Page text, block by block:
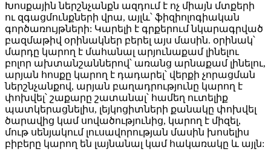
Խոսքային ներշնչանքն ազդում է ոչ միայն մտքերի
ու զգացմունքների վրա, այլև՝ ֆիզիոլոգիական
գործառույթների: Կարելի է գրքերում նկարագրված
բազմաթիվ օրինակներ բերել այս մասին. օրինակ՝
մարդը կարող է մահանալ արյունաքամ լինելու
բոլոր ախտանշաններով՝ առանց արնաքամ լինելու,
արյան հոսքը կարող է դադարել՝ վերքի չորացման
ներշնչանքով, արյան բաղադրությունը կարող է
փոխվել՝ շաքարը շատանալ՝ համեղ ուտելիք
պատկերացնելիս, լեյկոցիտների քանակը փոխվել
ծարավից կամ սովածությունից, կարող է միզել,
մութ սենյակում լուսավորության մասին խոսելիս
բիբերը կարող են լայնանալ կամ հակառակը և այլն: